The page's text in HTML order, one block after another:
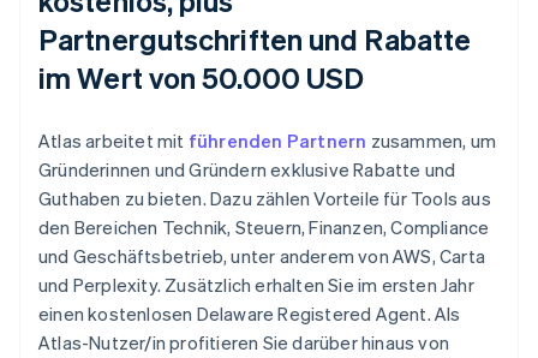
Partnergutschriften und Rabatte
im Wert von 50.000 USD
Atlas arbeitet mit führenden Partnern zusammen, um
Gründerinnen und Gründern exklusive Rabatte und
Guthaben zu bieten. Dazu zählen Vorteile für Tools aus
den Bereichen Technik, Steuern, Finanzen, Compliance
und Geschäftsbetrieb, unter anderem von AWS, Carta
und Perplexity. Zusätzlich erhalten Sie im ersten Jahr
einen kostenlosen Delaware Registered Agent. Als
Atlas-Nutzer/in profitieren Sie darüber hinaus von